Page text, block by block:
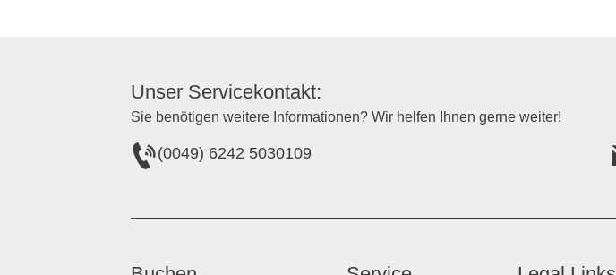
Unser Servicekontakt:
Sie benötigen weitere Informationen? Wir helfen Ihnen gerne weiter!
(0049) 6242 5030109